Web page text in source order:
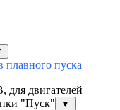
плавного пуска
двигателей
"Пуск"
▼